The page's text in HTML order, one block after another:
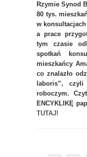
Rzymie Synod
80 tys.
w
a prace
tym czasie
spotkań
mieszkańcy
co znalazło
laboris”, czyli
roboczym.
ENCYKLIKĘ
TUTAJ!